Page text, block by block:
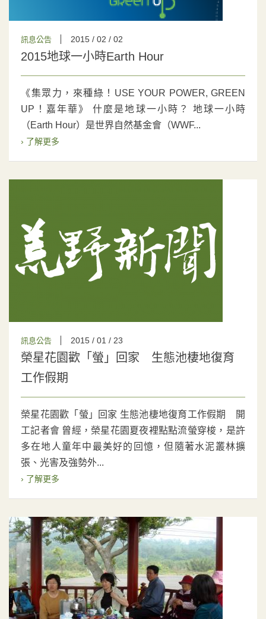
訊息公告 2015 / 02 / 02
2015地球一小時Earth Hour
《集眾力，來種綠！USE YOUR POWER, GREEN
UP！嘉年華》 什麼是地球一小時？ 地球一小時
（Earth Hour）是世界自然基金會（WWF...
› 了解更多
訊息公告 2015 / 01 / 23
榮星花園歡「螢」回家 生態池棲地復育
工作假期
榮星花園歡「螢」回家 生態池棲地復育工作假期 開
工記者會 曾經，榮星花園夏夜裡點點流螢穿梭，是許
多在地人童年中最美好的回憶，但隨著水泥叢林擴
張、光害及強勢外...
› 了解更多